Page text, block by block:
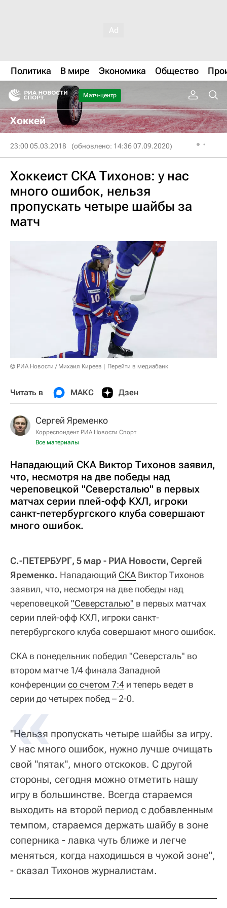
Политика В мире Экономика Общество
Матч-центр
Хоккей
23:00 05.03.2018 (обновлено: 14:36 07.09.2020)
Хоккеист СКА Тихонов: у нас
много ошибок, нельзя
пропускать четыре шайбы за
матч
© РИА Новости / Михаил Киреев Перейти в медиабанк
Читать в МАКС Дзен
Сергей Яременко
Корреспондент РИА Новости Спорт
Все материалы
Нападающий СКА Виктор Тихонов заявил,
что, несмотря на две победы над
череповецкой "Северсталью" в первых
матчах серии плей-офф КХЛ, игроки
санкт-петербургского клуба совершают
много ошибок.
С.-ПЕТЕРБУРГ, 5 мар - РИА Новости, Сергей
Яременко. Нападающий СКА Виктор Тихонов
заявил, что, несмотря на две победы над
череповецкой "Северсталью" в первых матчах
серии плей-офф КХЛ, игроки санкт-
петербургского клуба совершают много ошибок.
СКА в понедельник победил "Северсталь" во
втором матче 1/4 финала Западной
конференции со счетом 7:4 и теперь ведет в
серии до четырех побед – 2-0.
"Нельзя пропускать четыре шайбы за игру.
У нас много ошибок, нужно лучше очищать
свой "пятак", много отскоков. С другой
стороны, сегодня можно отметить нашу
игру в большинстве. Всегда стараемся
выходить на второй период с добавленным
темпом, стараемся держать шайбу в зоне
соперника - лавка чуть ближе и легче
меняться, когда находишься в чужой зоне",
- сказал Тихонов журналистам.